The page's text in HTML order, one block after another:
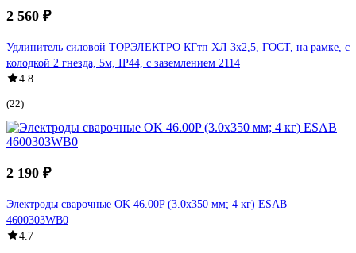
2 560 ₽
Удлинитель силовой ТОРЭЛЕКТРО КГтп ХЛ 3х2,5, ГОСТ, на рамке, с
колодкой 2 гнезда, 5м, IP44, с заземлением 2114
4.8
(22)
2 190 ₽
Электроды сварочные OK 46.00P (3.0х350 мм; 4 кг) ESAB
4600303WB0
4.7